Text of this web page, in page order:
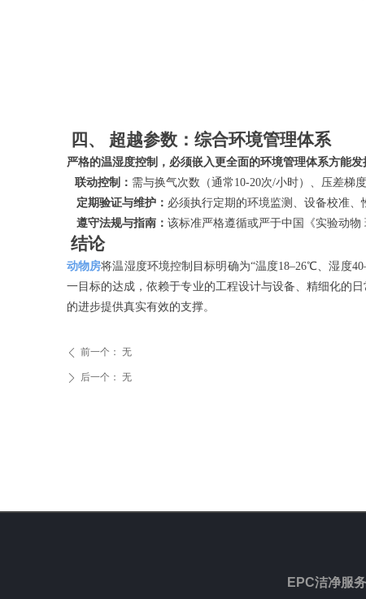
四、 超越参数：综合环境管理体系
严格的温湿度控制，必须嵌入更全面的环境管理体系方能发
联动控制： 需与换气次数（通常 10-20次/小时）、压差梯
定期验证与维护： 必须执行定期的环境监测、设备校准、
遵守法规与指南： 该标准严格遵循或严于中国《实验动物
结论
动物房将温湿度环境控制目标明确为“温度18–26℃、湿度
一目标的达成，依赖于专业的工程设计与设备、精细化的
的进步提供真实有效的支撑。
ꄴ 前一个： 无
ꄲ 后一个： 无
EPC洁净服务